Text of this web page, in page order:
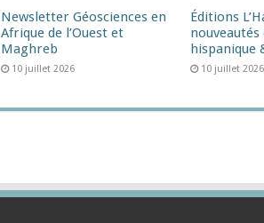
Newsletter Géosciences en
Afrique de l’Ouest et
Maghreb
10 juillet 2026
Éditions
hispanique
10 juillet 2026